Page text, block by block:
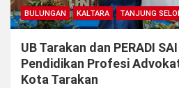
BULUNGAN KALTARA TANJUNG
UB Tarakan dan PERADI
Pendidikan Profesi
Kota Tarakan